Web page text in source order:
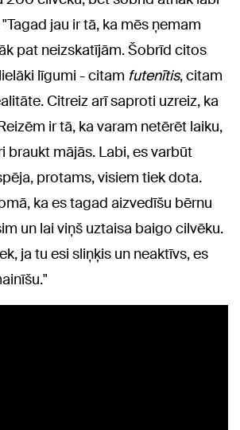
jau ir tā, ka mēs ņemam
pat neizskatījām. Šobrīd citos
līgumi - citam futenītis, citam
Citreiz arī saproti uzreiz, ka
ir tā, ka varam netērēt laiku,
braukt mājās. Labi, es varbūt
protams, visiem tiek dota.
ka es tagad aizvedīšu bērnu
un lai viņš uztaisa baigo cilvēku.
ja tu esi sliņķis un neaktīvs, es